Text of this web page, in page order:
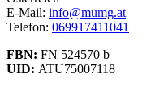
E-Mail: info@mumg.at
Telefon: 069917411041
FBN: FN 524570 b
UID: ATU75007118